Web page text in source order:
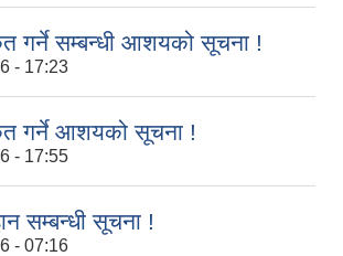
गर्ने सम्बन्धी आशयको सूचना !
- 17:23
गर्ने आशयको सूचना !
- 17:55
सम्बन्धी सूचना !
- 07:16